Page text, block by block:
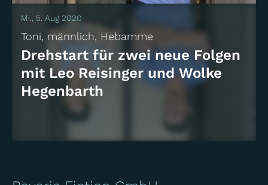
Mi., 5. Aug 2020
Toni, männlich, Hebamme
Drehstart für zwei neue Folgen
mit Leo Reisinger und Wolke
Hegenbarth